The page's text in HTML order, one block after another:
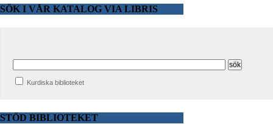
SÖK I VÅR KATALOG VIA LIBRIS
Kurdiska biblioteket
STÖD BIBLIOTEKET